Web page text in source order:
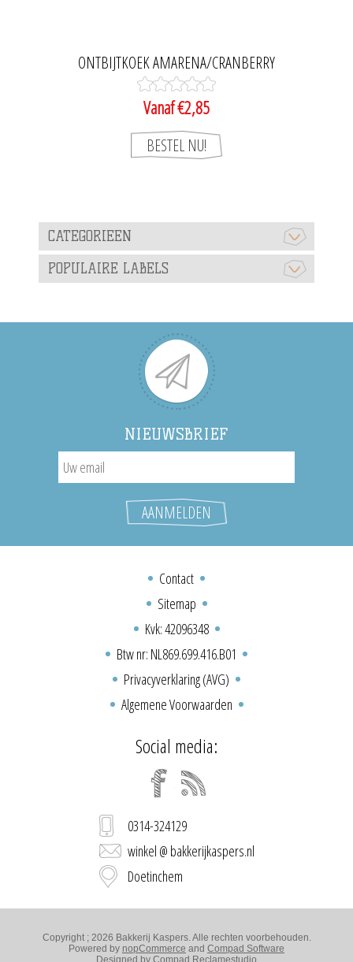
ONTBIJTKOEK AMARENA/CRANBERRY
Vanaf €2,85
CATEGORIEEN
POPULAIRE LABELS
NIEUWSBRIEF
Contact
Sitemap
Kvk: 42096348
Btw nr: NL869.699.416.B01
Privacyverklaring (AVG)
Algemene Voorwaarden
Social media:
0314-324129
winkel @ bakkerijkaspers.nl
Doetinchem
Copyright ; 2026 Bakkerij Kaspers. Alle rechten voorbehouden.
Powered by nopCommerce and Compad Software
Designed by Compad Reclamestudio